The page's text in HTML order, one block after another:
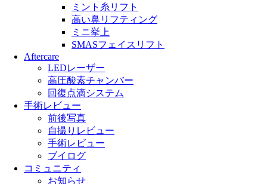
ミント糸リフト
高い鼻リフティング
ミニ挙上
SMASフェイスリフト
Aftercare
LEDレーザー
高圧酸素チャンバー
回復点滴システム
手術レビュー
前後写真
自撮りレビュー
手術レビュー
ブイログ
コミュニティ
お知らせ